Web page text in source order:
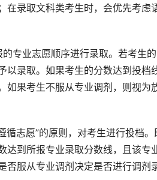
在录取文科类考生时，会优先考虑
专业志愿顺序进行录取。若考生
以录取。如果考生的分数达到投档
如果考生不服从专业调剂，则视为
循志愿”的原则，对考生进行投档。
达到所报专业录取分数线，且该专
否服从专业调剂决定是否进行调剂